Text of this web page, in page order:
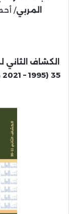
المربي/
35 (1995 – 2021 م